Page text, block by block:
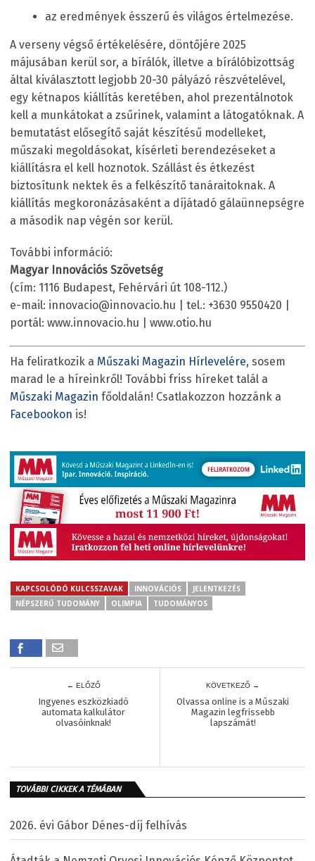
az eredmények ésszerű és világos értelmezése.
A verseny végső értékelésére, döntőjére 2025
májusában kerül sor, a bírálók, illetve a bírálóbizottság
által kiválasztott legjobb 20-30 pályázó részvételével,
egy kétnapos kiállítás keretében, ahol prezentálnotok
kell a munkátokat a zsűrinek, valamint a látogatóknak. A
bemutatást elősegítő saját készítésű modelleket,
műszaki megoldásokat, kísérleti berendezéseket a
kiállításra el kell hoznotok. Szállást és étkezést
biztosítunk nektek és a felkészítő tanáraitoknak. A
kiállítás megkoronázásaként a díjátadó gálaünnepségre
a második nap végén sor kerül.
További információ:
Magyar Innovációs Szövetség
(cím: 1116 Budapest, Fehérvári út 108-112.)
e-mail: innovacio@innovacio.hu | tel.: +3630 9550420 |
portál: www.innovacio.hu | www.otio.hu
Ha feliratkozik a Műszaki Magazin Hírlevelére, sosem
marad le a híreinkről! További friss híreket talál a
Műszaki Magazin főoldalán! Csatlakozzon hozzánk a
Facebookon is!
KAPCSOLÓDÓ KULCSSZAVAK INNOVÁCIÓS
JELENTKEZÉS
NÉPSZERŰ TUDOMÁNY
OLIMPIA TUDOMÁNYOS
← ELŐZŐ
Ingyenes eszközkiadó
automata kalkulátor
olvasóinknak!
KÖVETKEZŐ →
Olvassa online is a Műszaki
Magazin legfrissebb
lapszámát!
TOVÁBBI CIKKEK A TÉMÁBAN
2026. évi Gábor Dénes-díj felhívás